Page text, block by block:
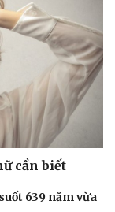
cần biết
639 năm vừa